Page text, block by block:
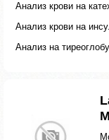
Анализ крови на
Анализ крови на
Анализ на